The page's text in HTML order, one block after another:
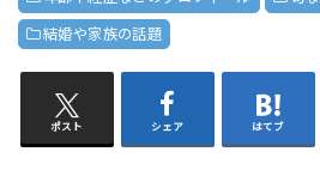
結婚や家族の話題
ポスト シェア はてブ